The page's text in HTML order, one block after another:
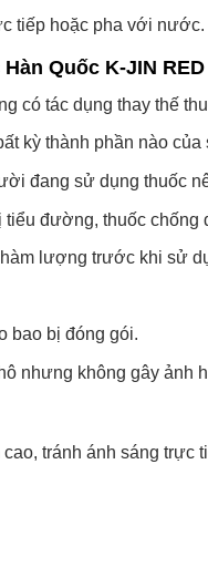
tiếp hoặc pha với nước.
Quốc K-JIN RED
có tác dụng thay thế
kỳ thành phần nào của
đang sử dụng thuốc
đường, thuốc chống
lượng trước khi sử
bao bị đóng gói.
nhưng không gây ảnh
tránh ánh sáng